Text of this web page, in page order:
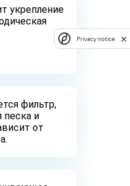
укрепление
фильтр,
песка и
от
Privacy notice